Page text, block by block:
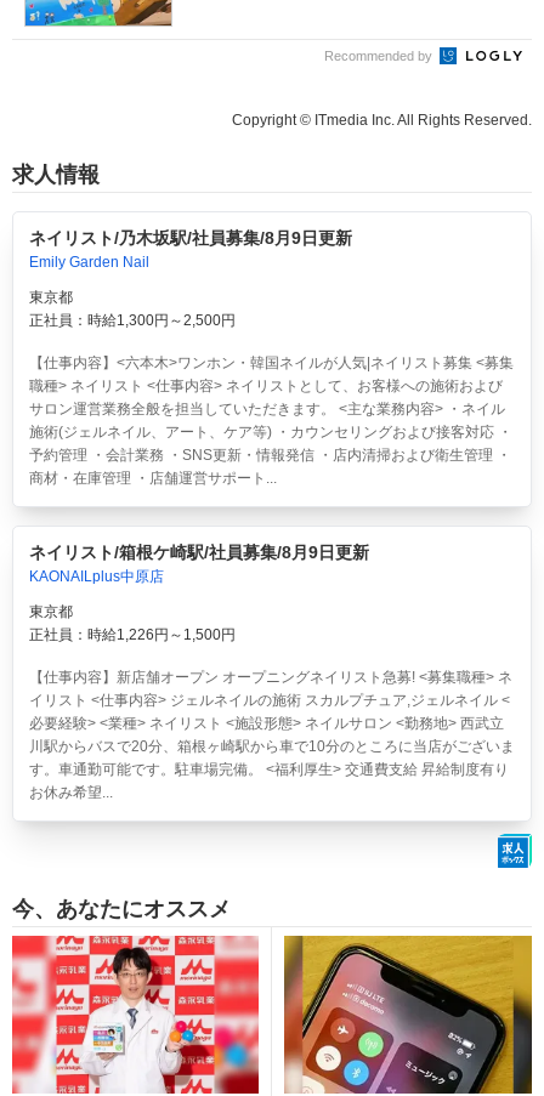
Recommended by
Copyright © ITmedia Inc. All Rights Reserved.
求人情報
ネイリスト/乃木坂駅/社員募集/8月9日更新
Emily Garden Nail
東京都
正社員：時給1,300円～2,500円
【仕事内容】<六本木>ワンホン・韓国ネイルが人気|ネイリスト募集 <募集
職種> ネイリスト <仕事内容> ネイリストとして、お客様への施術および
サロン運営業務全般を担当していただきます。 <主な業務内容> ・ネイル
施術(ジェルネイル、アート、ケア等) ・カウンセリングおよび接客対応 ・
予約管理 ・会計業務 ・SNS更新・情報発信 ・店内清掃および衛生管理 ・
商材・在庫管理 ・店舗運営サポート...
ネイリスト/箱根ケ崎駅/社員募集/8月9日更新
KAONAILplus中原店
東京都
正社員：時給1,226円～1,500円
【仕事内容】新店舗オープン オープニングネイリスト急募! <募集職種> ネ
イリスト <仕事内容> ジェルネイルの施術 スカルプチュア,ジェルネイル <
必要経験> <業種> ネイリスト <施設形態> ネイルサロン <勤務地> 西武立
川駅からバスで20分、箱根ヶ崎駅から車で10分のところに当店がございま
す。車通勤可能です。駐車場完備。 <福利厚生> 交通費支給 昇給制度有り
お休み希望...
今、あなたにオススメ